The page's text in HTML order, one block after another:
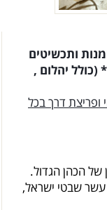
ותכשיטים
יהלום ,
ופריצת דרך בכל
הכהן הגדול.
שבטי ישראל,